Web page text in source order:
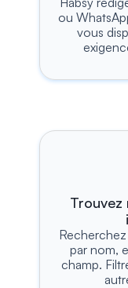
ou
vous
par nom,
champ.